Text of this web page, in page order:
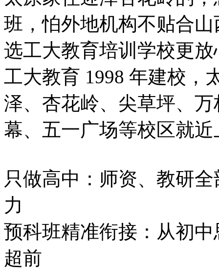
班，怕外地机构不贴合
选工大教育培训学校更放
工大教育 1998 年建校，
泽、杏花岭、尖草坪、
幕、五一广场等校区就近
只做高中：师资、教研
力
预科班精准衔接：从初
超前